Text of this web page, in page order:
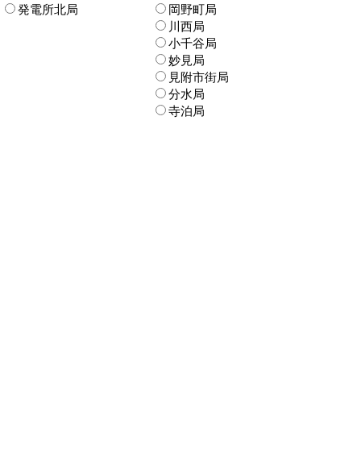
発電所北局
岡野町局
川西局
小千谷局
妙見局
見附市街局
分水局
寺泊局